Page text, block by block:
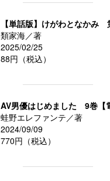
【単話版】けがわとなかみ
類家海／著
2025/02/25
88円（税込）
AV男優はじめました 9巻【
蛙野エレファンテ／著
2024/09/09
770円（税込）